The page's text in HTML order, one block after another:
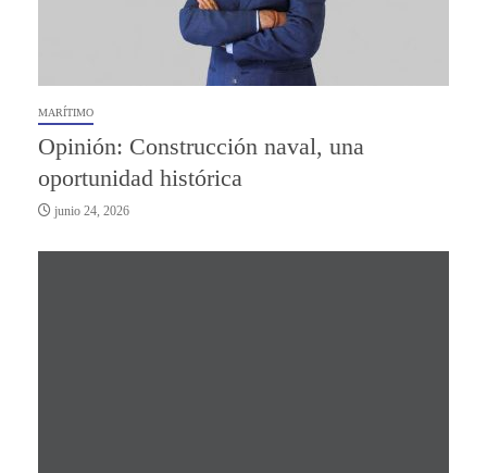
MARÍTIMO
Opinión: Construcción naval, una
oportunidad histórica
junio 24, 2026